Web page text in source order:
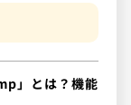
」とは？機能